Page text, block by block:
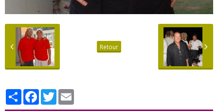
Retour
PartagerFacebook
Twitter